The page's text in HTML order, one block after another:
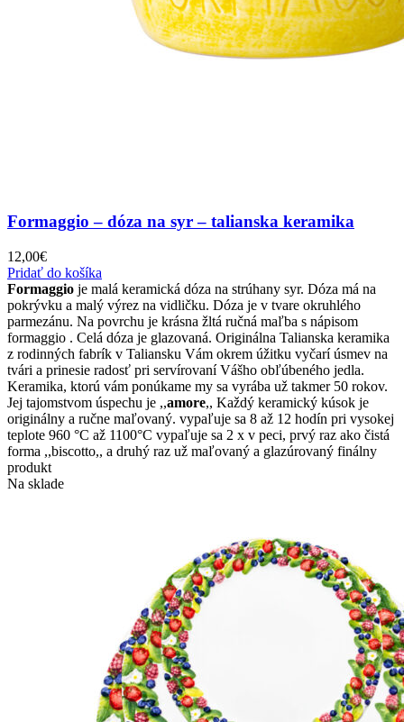
Formaggio – dóza na syr – talianska keramika
12,00€
Pridať do košíka
Formaggio je malá keramická dóza na strúhany syr. Dóza má na
pokrývku a malý výrez na vidličku. Dóza je v tvare okruhlého
parmezánu. Na povrchu je krásna žltá ručná maľba s nápisom
formaggio . Celá dóza je glazovaná. Originálna Talianska keramika
z rodinných fabrík v Taliansku Vám okrem úžitku vyčarí úsmev na
tvári a prinesie radosť pri servírovaní Vášho obľúbeného jedla.
Keramika, ktorú vám ponúkame my sa vyrába už takmer 50 rokov.
Jej tajomstvom úspechu je ,,amore,, Každý keramický kúsok je
originálny a ručne maľovaný. vypaľuje sa 8 až 12 hodín pri vysokej
teplote 960 °C až 1100°C vypaľuje sa 2 x v peci, prvý raz ako čistá
forma ,,biscotto,, a druhý raz už maľovaný a glazúrovaný finálny
produkt
Na sklade